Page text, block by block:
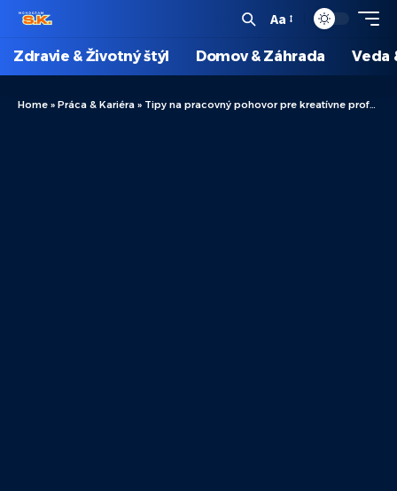
Aa
Zdravie & Životný štýl Domov & Záhrada Veda
Home » Práca & Kariéra » Tipy na pracovný pohovor pre kreatívne profesie: Ako sa úspešne pripraviť?